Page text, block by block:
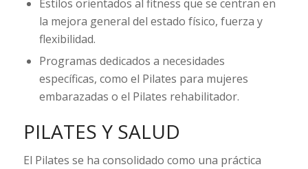
Estilos orientados al fitness que se centran en
la mejora general del estado físico, fuerza y
flexibilidad.
Programas dedicados a necesidades
específicas, como el Pilates para mujeres
embarazadas o el Pilates rehabilitador.
PILATES Y SALUD
El Pilates se ha consolidado como una práctica